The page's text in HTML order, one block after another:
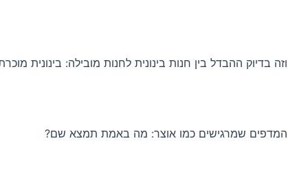
וזה בדיוק ההבדל בין חנות בינונית לחנות מובילה: בינונית
המדפים שמרגישים כמו אוצר: מה באמת תמצא שם?